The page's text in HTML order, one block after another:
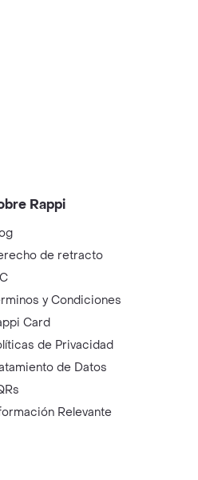
Rappi
de retracto
y Condiciones
Card
de Privacidad
de Datos
Relevante